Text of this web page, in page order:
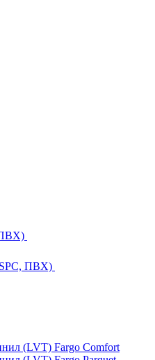
ПВХ)
(LVT) Fargo Comfort